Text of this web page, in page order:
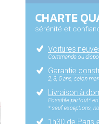
CHARTE
sérénité et
Voitures
Commande ou
Garantie
2, 3, 5 ans, selon
Livraison à
Possible partout* en
* sauf exceptions,
1h30 de Paris